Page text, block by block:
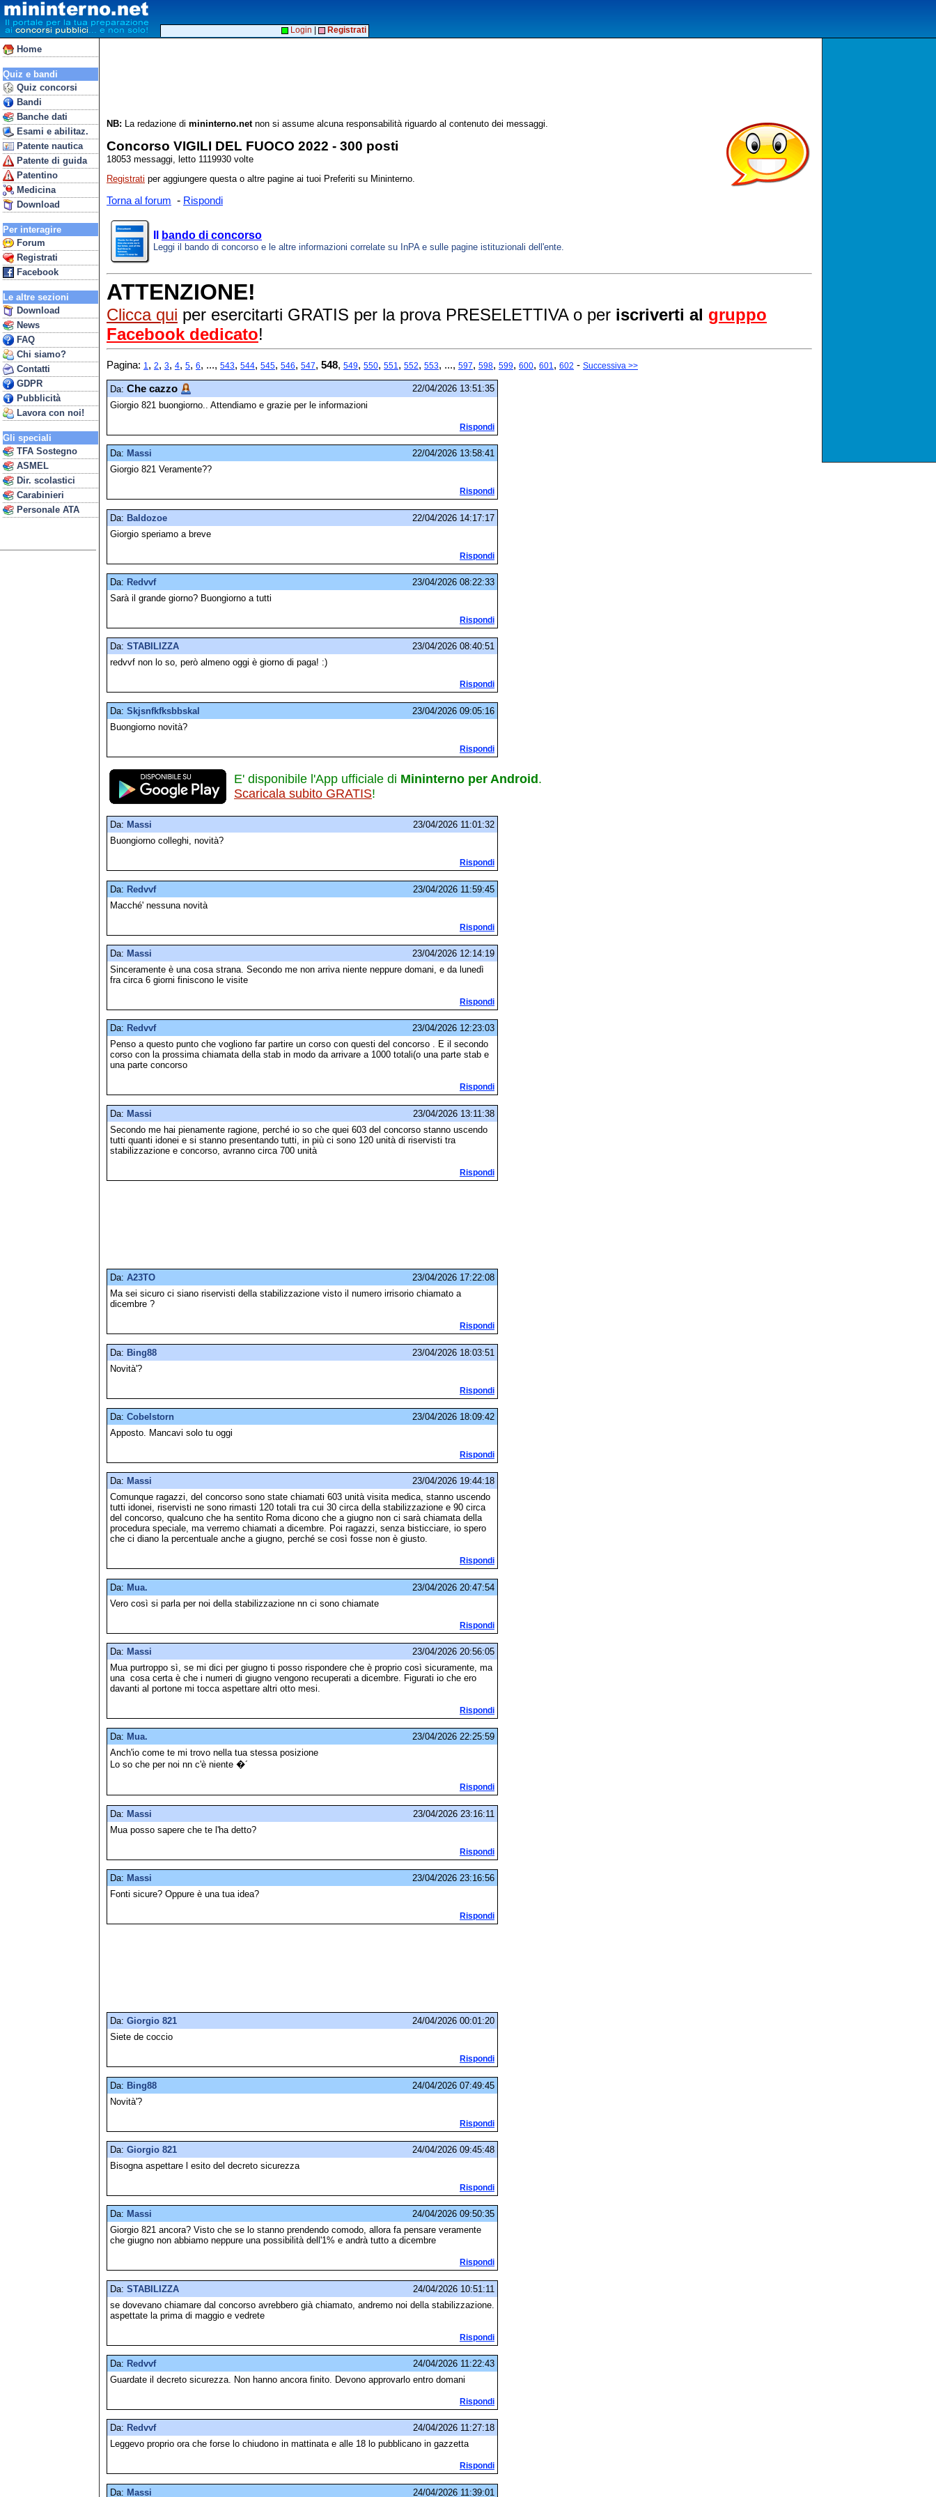
Home
Quiz e bandi
Quiz concorsi
Bandi
Banche dati
Esami e abilitaz.
Patente nautica
Patente di guida
Patentino
Medicina
Download
Per interagire
Forum
Registrati
Facebook
Le altre sezioni
Download
News
FAQ
Chi siamo?
Contatti
GDPR
Pubblicità
Lavora con noi!
Gli speciali
TFA Sostegno
ASMEL
Dir. scolastici
Carabinieri
Personale ATA
Login Registrati
NB: La redazione di mininterno.netnon si assume alcuna responsabilità riguardo al contenuto dei messaggi.
Concorso VIGILI DEL FUOCO 2022 - 300 posti
18053 messaggi, letto 1119930 volte
Registrati per aggiungere questa o altre pagine ai tuoi Preferiti su Mininterno.
Torna al forum - Rispondi
bando di concorso
Leggi il bando di concorso e le altre informazioni correlate su InPA e sulle pagine istituzionali dell'ente.
ATTENZIONE!
Clicca qui per esercitarti GRATIS per la prova PRESELETTIVA o per iscriverti al gruppo
Facebook dedicato!
Pagina: 1 , 2, 3, 4, 5, 6, ..., 543, 544, 545, 546, 547, 548, 549, 550, 551 , 552, 553, ..., 597, 598, 599, 600, 601 , 602 - Successiva >>
Da: Che cazzo
22/04/2026 13:51:35
Giorgio 821 buongiorno.. Attendiamo e grazie per le informazioni
Rispondi
Da: Massi
22/04/2026 13:58:41
Giorgio 821 Veramente??
Rispondi
Da: Baldozoe
22/04/2026 14:17:17
Giorgio speriamo a breve
Rispondi
Da: Redvvf
23/04/2026 08:22:33
Sarà il grande giorno? Buongiorno a tutti
Rispondi
Da: STABILIZZA
23/04/2026 08:40:51
redvvf non lo so, però almeno oggi è giorno di paga! :)
Rispondi
Da: Skjsnfkfksbbskal
23/04/2026 09:05:16
Buongiorno novità?
Rispondi
E' disponibile l'App ufficiale di Mininterno per Android.
Scaricala subito GRATIS!
Da: Massi
23/04/2026 11:01:32
Buongiorno colleghi, novità?
Rispondi
Da: Redvvf
23/04/2026 11:59:45
Macché' nessuna novità
Rispondi
Da: Massi
23/04/2026 12:14:19
Sinceramente è una cosa strana. Secondo me non arriva niente neppure domani, e da lunedì
fra circa 6 giorni finiscono le visite
Rispondi
Da: Redvvf
23/04/2026 12:23:03
Penso a questo punto che vogliono far partire un corso con questi del concorso . E il secondo
corso con la prossima chiamata della stab in modo da arrivare a 1000 totali(o una parte stab e
una parte concorso
Rispondi
Da: Massi
23/04/2026 13:11:38
Secondo me hai pienamente ragione, perché io so che quei 603 del concorso stanno uscendo
tutti quanti idonei e si stanno presentando tutti, in più ci sono 120 unità di riservisti tra
stabilizzazione e concorso, avranno circa 700 unità
Rispondi
Da: A23TO
23/04/2026 17:22:08
Ma sei sicuro ci siano riservisti della stabilizzazione visto il numero irrisorio chiamato a
dicembre ?
Rispondi
Da: Bing88
23/04/2026 18:03:51
Novità'?
Rispondi
Da: Cobelstorn
23/04/2026 18:09:42
Apposto. Mancavi solo tu oggi
Rispondi
Da: Massi
23/04/2026 19:44:18
Comunque ragazzi, del concorso sono state chiamati 603 unità visita medica, stanno uscendo
tutti idonei, riservisti ne sono rimasti 120 totali tra cui 30 circa della stabilizzazione e 90 circa
del concorso, qualcuno che ha sentito Roma dicono che a giugno non ci sarà chiamata della
procedura speciale, ma verremo chiamati a dicembre. Poi ragazzi, senza bisticciare, io spero
che ci diano la percentuale anche a giugno, perché se così fosse non è giusto.
Rispondi
Da: Mua.
23/04/2026 20:47:54
Vero così si parla per noi della stabilizzazione nn ci sono chiamate
Rispondi
Da: Massi
23/04/2026 20:56:05
Mua purtroppo sì, se mi dici per giugno ti posso rispondere che è proprio così sicuramente, ma
una cosa certa è che i numeri di giugno vengono recuperati a dicembre. Figurati io che ero
davanti al portone mi tocca aspettare altri otto mesi.
Rispondi
Da: Mua.
23/04/2026 22:25:59
Anch'io come te mi trovo nella tua stessa posizione
Lo so che per noi nn c'è niente �´
Rispondi
Da: Massi
23/04/2026 23:16:11
Mua posso sapere che te l'ha detto?
Rispondi
Da: Massi
23/04/2026 23:16:56
Fonti sicure? Oppure è una tua idea?
Rispondi
Da: Giorgio 821
24/04/2026 00:01:20
Siete de coccio
Rispondi
Da: Bing88
24/04/2026 07:49:45
Novità'?
Rispondi
Da: Giorgio 821
24/04/2026 09:45:48
Bisogna aspettare l esito del decreto sicurezza
Rispondi
Da: Massi
24/04/2026 09:50:35
Giorgio 821 ancora? Visto che se lo stanno prendendo comodo, allora fa pensare veramente
che giugno non abbiamo neppure una possibilità dell'1% e andrà tutto a dicembre
Rispondi
Da: STABILIZZA
24/04/2026 10:51:11
se dovevano chiamare dal concorso avrebbero già chiamato, andremo noi della stabilizzazione.
aspettate la prima di maggio e vedrete
Rispondi
Da: Redvvf
24/04/2026 11:22:43
Guardate il decreto sicurezza. Non hanno ancora finito. Devono approvarlo entro domani
Rispondi
Da: Redvvf
24/04/2026 11:27:18
Leggevo proprio ora che forse lo chiudono in mattinata e alle 18 lo pubblicano in gazzetta
Rispondi
Da: Massi 24/04/2026 11:39:01